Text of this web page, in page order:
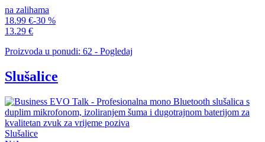
na zalihama
18.99 €-30 %
13.29 €
Proizvoda u ponudi: 62 - Pogledaj
Slušalice
Slušalice